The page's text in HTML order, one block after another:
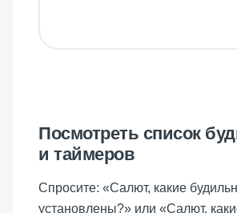
Посмотреть список
и таймеров
Спросите: «Салют, какие
установлены?» или «Салют,